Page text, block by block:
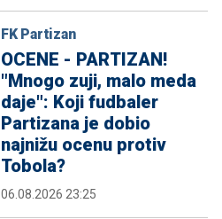
FK Partizan
OCENE - PARTIZAN!
"Mnogo zuji, malo meda
daje": Koji fudbaler
Partizana je dobio
najnižu ocenu protiv
Tobola?
06.08.2026 23:25